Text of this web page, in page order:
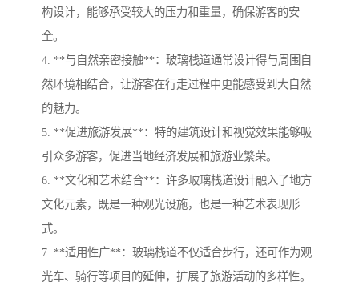
构设计，能够承受较大的压力和重量，确保游客的安
全。
4. **与自然亲密接触**：玻璃栈道通常设计得与周围自
然环境相结合，让游客在行走过程中更能感受到大自然
的魅力。
5. **促进旅游发展**：特的建筑设计和视觉效果能够吸
引众多游客，促进当地经济发展和旅游业繁荣。
6. **文化和艺术结合**：许多玻璃栈道设计融入了地方
文化元素，既是一种观光设施，也是一种艺术表现形
式。
7. **适用性广**：玻璃栈道不仅适合步行，还可作为观
光车、骑行等项目的延伸，扩展了旅游活动的多样性。